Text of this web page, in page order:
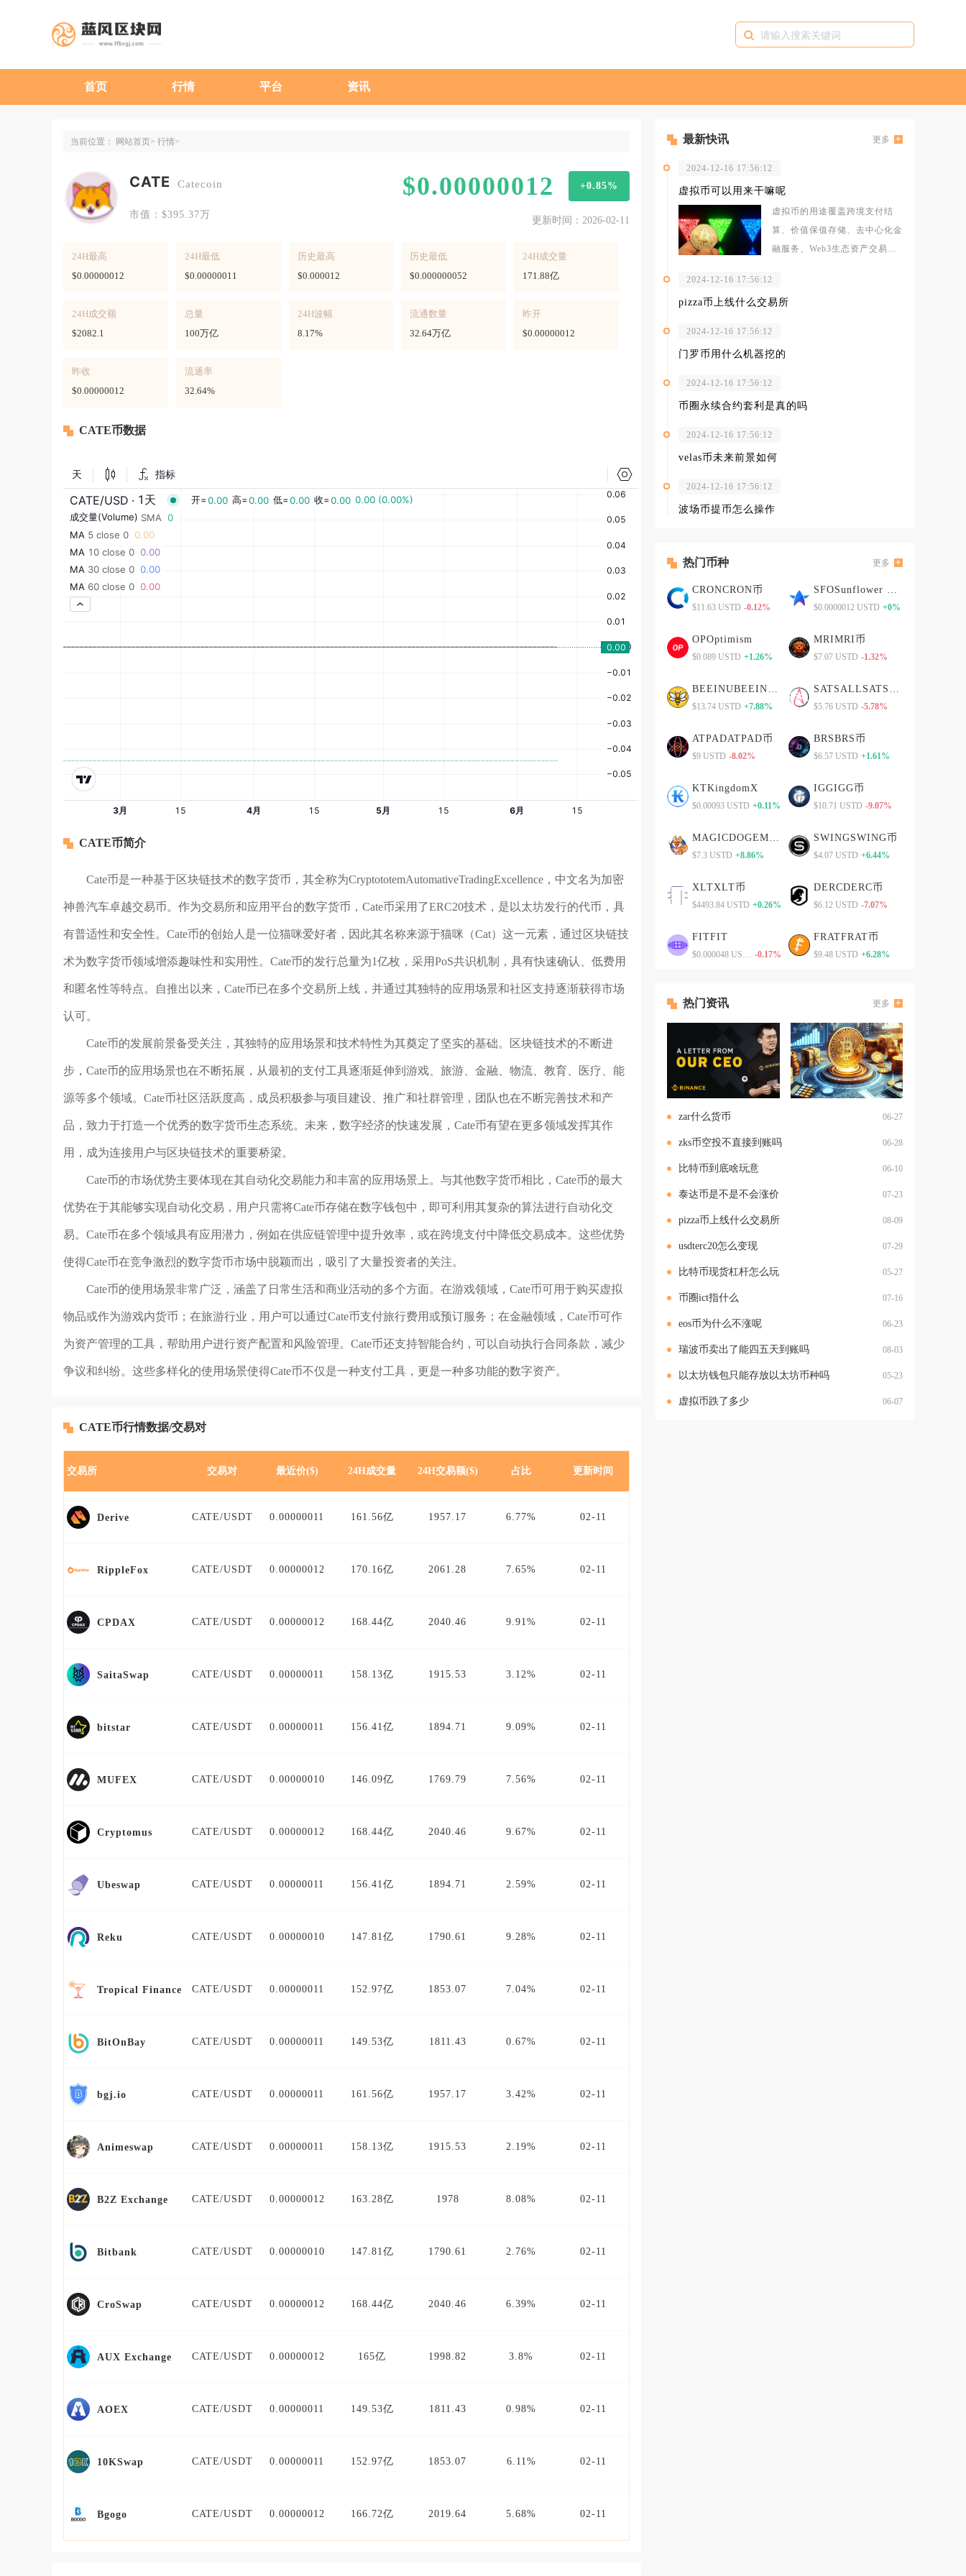
首页 行情 平台 资讯
当前位置： 网站首页 行情
CATE Catecoin
市值：$395.37万
$0.00000012 +0.85%
更新时间：2026-02-11
24H最高
$0.00000012
24H最低
$0.00000011
历史最高
$0.000012
历史最低
$0.000000052
24H成交量
171.88亿
24H成交额
$2082.1
总量
100万亿
24H波幅
8.17%
流通数量
32.64万亿
昨开
$0.00000012
昨收
$0.00000012
流通率
32.64%
CATE币数据
CATE币简介
Cate币是一种基于区块链技术的数字货币，其全称为CryptototemAutomativeTradingExcellence，中文名为加密
神兽汽车卓越交易币。作为交易所和应用平台的数字货币，Cate币采用了ERC20技术，是以太坊发行的代币，具
有普适性和安全性。Cate币的创始人是一位猫咪爱好者，因此其名称来源于猫咪（Cat）这一元素，通过区块链技
术为数字货币领域增添趣味性和实用性。Cate币的发行总量为1亿枚，采用PoS共识机制，具有快速确认、低费用
和匿名性等特点。自推出以来，Cate币已在多个交易所上线，并通过其独特的应用场景和社区支持逐渐获得市场
认可。
Cate币的发展前景备受关注，其独特的应用场景和技术特性为其奠定了坚实的基础。区块链技术的不断进
步，Cate币的应用场景也在不断拓展，从最初的支付工具逐渐延伸到游戏、旅游、金融、物流、教育、医疗、能
源等多个领域。Cate币社区活跃度高，成员积极参与项目建设、推广和社群管理，团队也在不断完善技术和产
品，致力于打造一个优秀的数字货币生态系统。未来，数字经济的快速发展，Cate币有望在更多领域发挥其作
用，成为连接用户与区块链技术的重要桥梁。
Cate币的市场优势主要体现在其自动化交易能力和丰富的应用场景上。与其他数字货币相比，Cate币的最大
优势在于其能够实现自动化交易，用户只需将Cate币存储在数字钱包中，即可利用其复杂的算法进行自动化交
易。Cate币在多个领域具有应用潜力，例如在供应链管理中提升效率，或在跨境支付中降低交易成本。这些优势
使得Cate币在竞争激烈的数字货币市场中脱颖而出，吸引了大量投资者的关注。
Cate币的使用场景非常广泛，涵盖了日常生活和商业活动的多个方面。在游戏领域，Cate币可用于购买虚拟
物品或作为游戏内货币；在旅游行业，用户可以通过Cate币支付旅行费用或预订服务；在金融领域，Cate币可作
为资产管理的工具，帮助用户进行资产配置和风险管理。Cate币还支持智能合约，可以自动执行合同条款，减少
争议和纠纷。这些多样化的使用场景使得Cate币不仅是一种支付工具，更是一种多功能的数字资产。
CATE币行情数据/交易对
交易所 交易对 最近价($) 24H成交量 24H交易额($) 占比 更新时间
Derive CATE/USDT 0.00000011 161.56亿 1957.17 6.77% 02-11
RippleFox CATE/USDT 0.00000012 170.16亿 2061.28 7.65% 02-11
CPDAX CATE/USDT 0.00000012 168.44亿 2040.46 9.91% 02-11
SaitaSwap CATE/USDT 0.00000011 158.13亿 1915.53 3.12% 02-11
bitstar CATE/USDT 0.00000011 156.41亿 1894.71 9.09% 02-11
MUFEX CATE/USDT 0.00000010 146.09亿 1769.79 7.56% 02-11
Cryptomus CATE/USDT 0.00000012 168.44亿 2040.46 9.67% 02-11
Ubeswap CATE/USDT 0.00000011 156.41亿 1894.71 2.59% 02-11
Reku CATE/USDT 0.00000010 147.81亿 1790.61 9.28% 02-11
Tropical Finance CATE/USDT 0.00000011 152.97亿 1853.07 7.04% 02-11
BitOnBay CATE/USDT 0.00000011 149.53亿 1811.43 0.67% 02-11
bgj.io CATE/USDT 0.00000011 161.56亿 1957.17 3.42% 02-11
Animeswap CATE/USDT 0.00000011 158.13亿 1915.53 2.19% 02-11
B2Z Exchange CATE/USDT 0.00000012 163.28亿 1978 8.08% 02-11
Bitbank CATE/USDT 0.00000010 147.81亿 1790.61 2.76% 02-11
CroSwap CATE/USDT 0.00000012 168.44亿 2040.46 6.39% 02-11
AUX Exchange CATE/USDT 0.00000012 165亿 1998.82 3.8% 02-11
AOEX CATE/USDT 0.00000011 149.53亿 1811.43 0.98% 02-11
10KSwap CATE/USDT 0.00000011 152.97亿 1853.07 6.11% 02-11
Bgogo CATE/USDT 0.00000012 166.72亿 2019.64 5.68% 02-11
最新快讯 更多
2024-12-16 17:56:12
虚拟币可以用来干嘛呢
虚拟币的用途覆盖跨境支付结
算、价值保值存储、去中心化金
融服务、Web3生态资产交易以
2024-12-16 17:56:12
pizza币上线什么交易所
2024-12-16 17:56:12
门罗币用什么机器挖的
2024-12-16 17:56:12
币圈永续合约套利是真的吗
2024-12-16 17:56:12
velas币未来前景如何
2024-12-16 17:56:12
波场币提币怎么操作
热门币种 更多
CRONCRON币
$11.63 USTD -0.12%
SFOSunflower Finance
$0.0000012 USTD +0%
OPOptimism
$0.089 USTD +1.26%
MRIMRI币
$7.07 USTD -1.32%
BEEINUBEEINU币
$13.74 USTD +7.88%
SATSALLSATSALL币
$5.76 USTD -5.78%
ATPADATPAD币
$9 USTD -8.02%
BRSBRS币
$6.57 USTD +1.61%
KTKingdomX
$0.00093 USTD +0.11%
IGGIGG币
$10.71 USTD -9.07%
MAGICDOGEMAGICDOGE币
$7.3 USTD +8.86%
SWINGSWING币
$4.07 USTD +6.44%
XLTXLT币
$4493.84 USTD +0.26%
DERCDERC币
$6.12 USTD -7.07%
FITFIT
$0.000048 USTD -0.17%
FRATFRAT币
$9.48 USTD +6.28%
热门资讯 更多
zar什么货币 06-27
zks币空投不直接到账吗 06-28
比特币到底啥玩意 06-10
泰达币是不是不会涨价 07-23
pizza币上线什么交易所 08-09
usdterc20怎么变现 07-29
比特币现货杠杆怎么玩 05-27
币圈ict指什么 07-16
eos币为什么不涨呢 06-23
瑞波币卖出了能四五天到账吗 08-03
以太坊钱包只能存放以太坊币种吗 05-23
虚拟币跌了多少 06-07